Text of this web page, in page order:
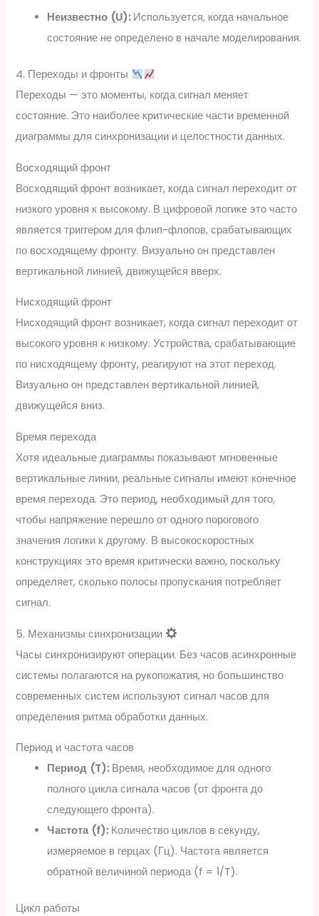
Неизвестно (U):Используется, когда начальное
состояние не определено в начале моделирования.
4. Переходы и фронты
Переходы — это моменты, когда сигнал меняет
состояние. Это наиболее критические части временной
диаграммы для синхронизации и целостности данных.
Восходящий фронт
Восходящий фронт возникает, когда сигнал переходит от
низкого уровня к высокому. В цифровой логике это часто
является триггером для флип-флопов, срабатывающих
по восходящему фронту. Визуально он представлен
вертикальной линией, движущейся вверх.
Нисходящий фронт
Нисходящий фронт возникает, когда сигнал переходит от
высокого уровня к низкому. Устройства, срабатывающие
по нисходящему фронту, реагируют на этот переход.
Визуально он представлен вертикальной линией,
движущейся вниз.
Время перехода
Хотя идеальные диаграммы показывают мгновенные
вертикальные линии, реальные сигналы имеют конечное
время перехода. Это период, необходимый для того,
чтобы напряжение перешло от одного порогового
значения логики к другому. В высокоскоростных
конструкциях это время критически важно, поскольку
определяет, сколько полосы пропускания потребляет
сигнал.
5. Механизмы синхронизации
Часы синхронизируют операции. Без часов асинхронные
системы полагаются на рукопожатия, но большинство
современных систем используют сигнал часов для
определения ритма обработки данных.
Период и частота часов
Период (T):Время, необходимое для одного
полного цикла сигнала часов (от фронта до
следующего фронта).
Частота (f):Количество циклов в секунду,
измеряемое в герцах (Гц). Частота является
обратной величиной периода (f = 1/T).
Цикл работы